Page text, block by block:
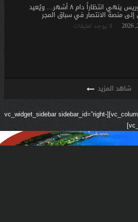
لاندو نوريس ينهي انتظاراً دام ٨ أشهر… ويُعيد
إلى منصة الانتصار في سباق المجر
لا يوجد تعليقات
[/vc_column][vc_column width=”1/4″][vc_widget_sidebar sidebar_id=”right-